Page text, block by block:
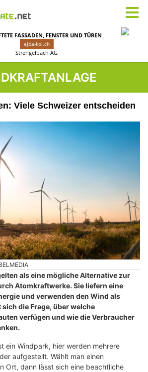
Viele Schweizer entscheiden
als eine mögliche Alternative zur
Atomkraftwerke. Sie liefern eine
und verwenden den Wind als
sich die Frage, über welche
verfügen und wie die Verbraucher
ein Windpark, hier werden mehrere
aufgestellt. Wählt man einen
Ort, dann lässt sich eine beachtliche